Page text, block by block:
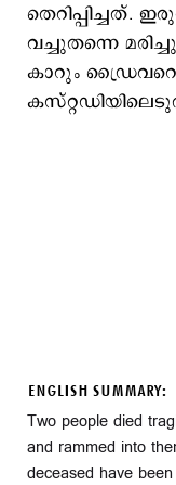
തെറിപ്പിച്ചത്.
വച്ചുതന്നെ
കാറും
ENGLISH SUMMARY:
Two people died
and rammed into
deceased have